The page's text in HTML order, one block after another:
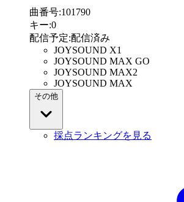
曲番号:101790
キー:0
配信予定:配信済み
JOYSOUND X1
JOYSOUND MAX GO
JOYSOUND MAX2
JOYSOUND MAX
その他
採点ランキングを見る